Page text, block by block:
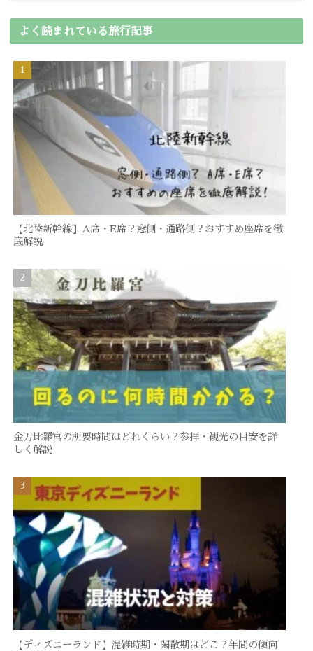
よく読まれている旅行記事
【北陸新幹線】A席・E席？窓側・通路側？おすすめ座席を徹
底解説
金刀比羅宮の所要時間はどれくらい？参拝・観光の目安を詳
しく解説
【ディズニーランド】混雑時期・閑散期はどこ？年間の傾向